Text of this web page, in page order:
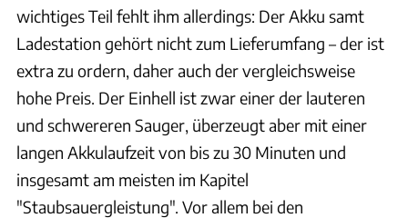
wichtiges Teil fehlt ihm allerdings: Der Akku samt
Ladestation gehört nicht zum Lieferumfang – der ist
extra zu ordern, daher auch der vergleichsweise
hohe Preis. Der Einhell ist zwar einer der lauteren
und schwereren Sauger, überzeugt aber mit einer
langen Akkulaufzeit von bis zu 30 Minuten und
insgesamt am meisten im Kapitel
"Staubsauergleistung". Vor allem bei den